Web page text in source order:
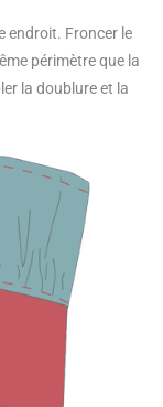
endroit. Froncer le
périmètre que la
la doublure et la